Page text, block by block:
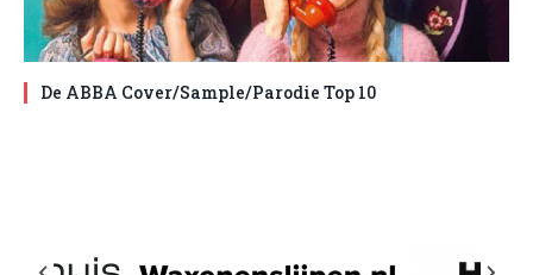
De ABBA Cover/Sample/Parodie Top 10